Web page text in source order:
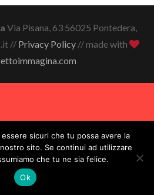
Via Pisana, 63 56025 Pontedera,
// Privacy Policy// made with
sicuri che tu possa avere la
sito. Se continui ad utilizzare
che tu ne sia felice.
Ok